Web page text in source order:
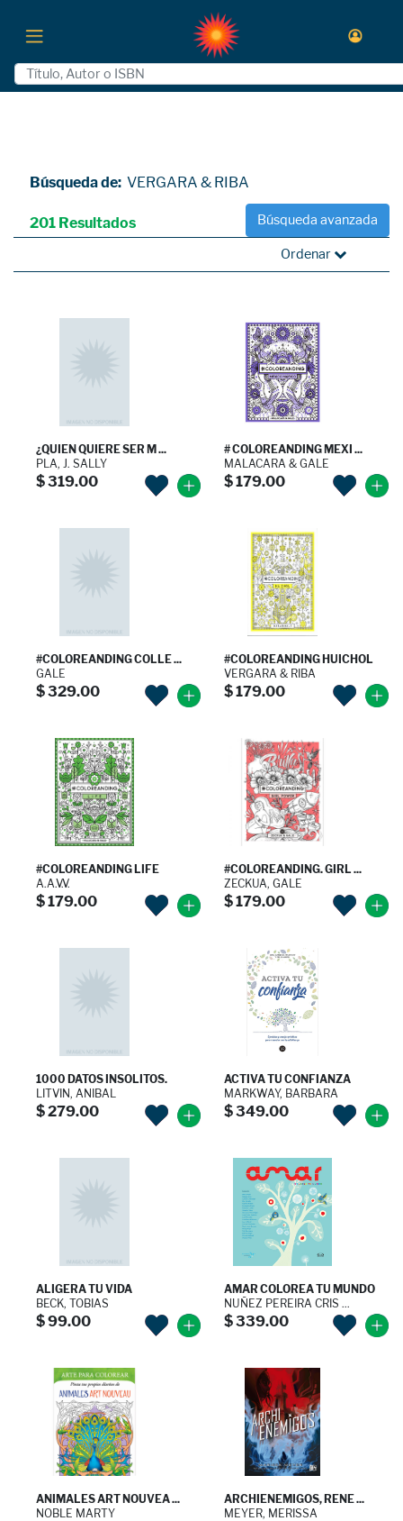
Búsqueda de: VERGARA & RIBA
201 Resultados Búsqueda avanzada
Ordenar
¿QUIEN QUIERE SER M ...
PLA, J. SALLY
$ 319.00
# COLOREANDING MEXI ...
MALACARA & GALE
$ 179.00
#COLOREANDING COLLE ...
GALE
$ 329.00
#COLOREANDING HUICHOL
VERGARA & RIBA
$ 179.00
#COLOREANDING LIFE
A.A.V.V.
$ 179.00
#COLOREANDING. GIRL ...
ZECKUA, GALE
$ 179.00
1000 DATOS INSOLITOS.
LITVIN, ANIBAL
$ 279.00
ACTIVA TU CONFIANZA
MARKWAY, BARBARA
$ 349.00
ALIGERA TU VIDA
BECK, TOBIAS
$ 99.00
AMAR COLOREA TU MUNDO
NUÑEZ PEREIRA CRIS ...
$ 339.00
ANIMALES ART NOUVEA ...
NOBLE MARTY
ARCHIENEMIGOS, RENE ...
MEYER, MERISSA